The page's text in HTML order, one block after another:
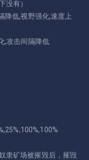
没有）
降低,视野强化,速度上
,攻击间隔降低
隶矿场被摧毁后，摧毁